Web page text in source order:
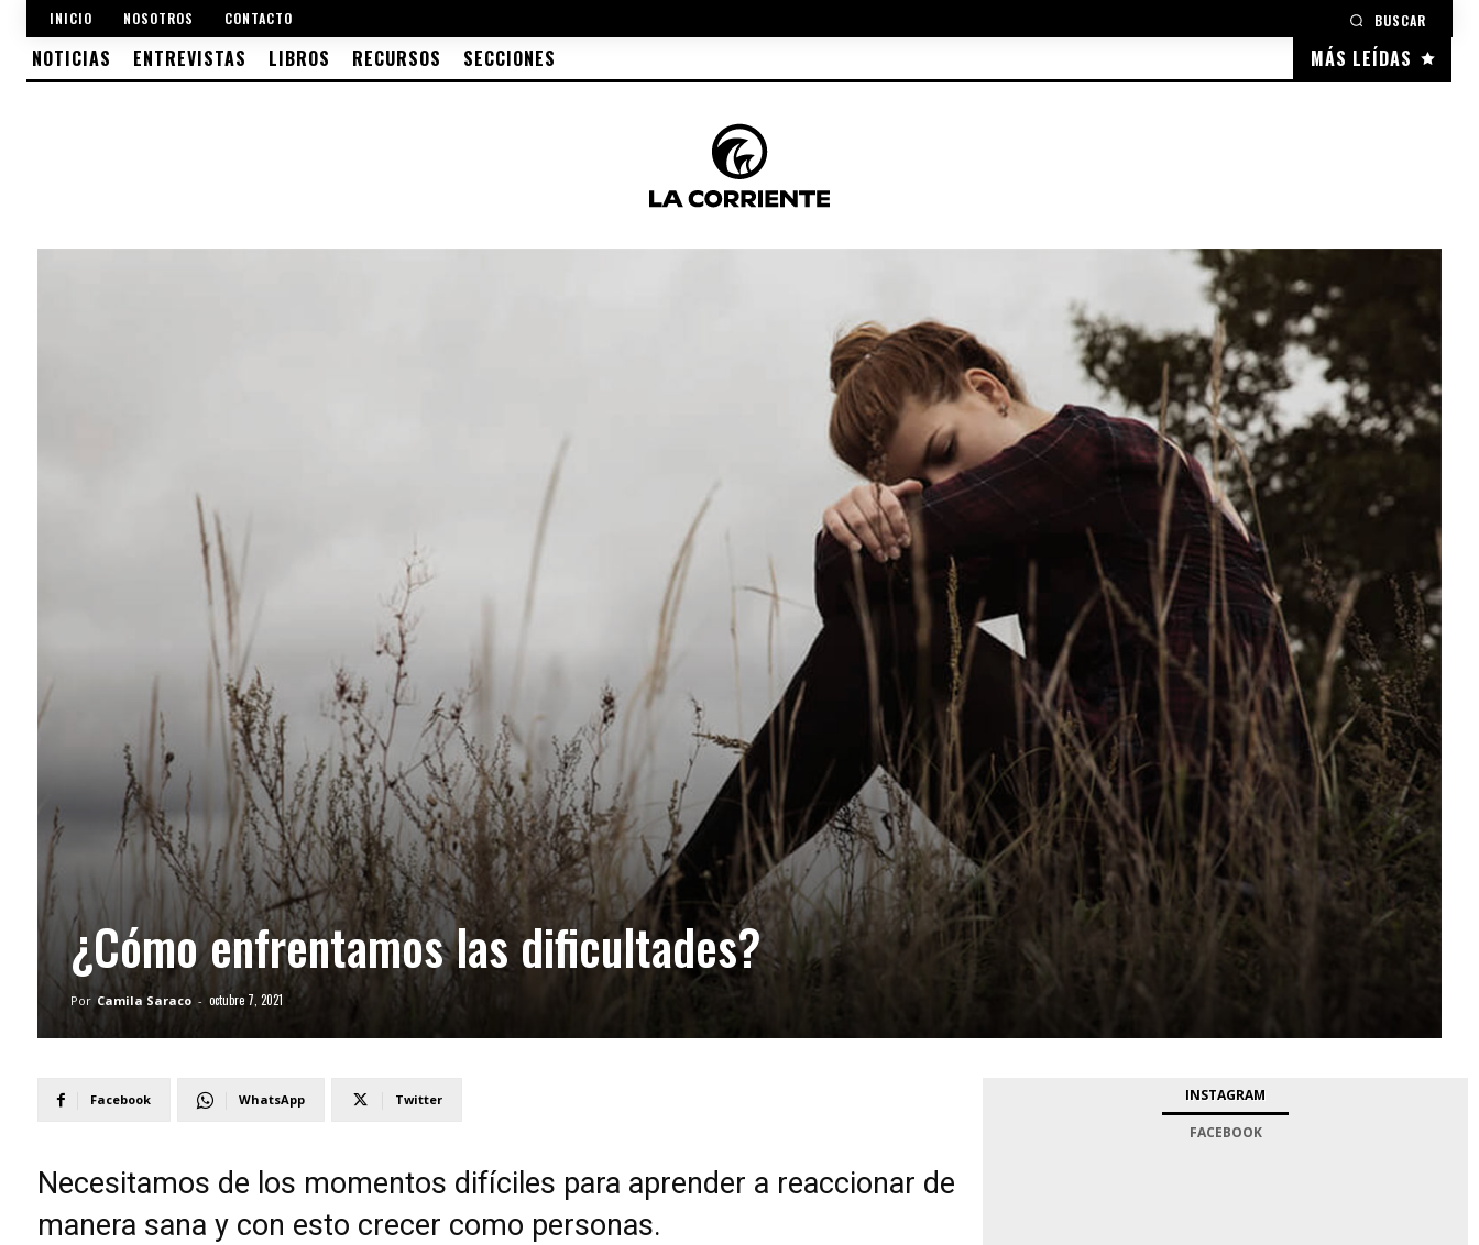
INICIO NOSOTROS CONTACTO BUSCAR
MÁS LEÍDAS
NOTICIAS ENTREVISTAS LIBROS RECURSOS SECCIONES
¿Cómo enfrentamos las dificultades?
Por Camila Saraco - octubre 7, 2021
Facebook Twitter
WhatsApp
Necesitamos de los momentos difíciles para aprender a reaccionar de
manera sana y con esto crecer como personas.
INSTAGRAM
FACEBOOK